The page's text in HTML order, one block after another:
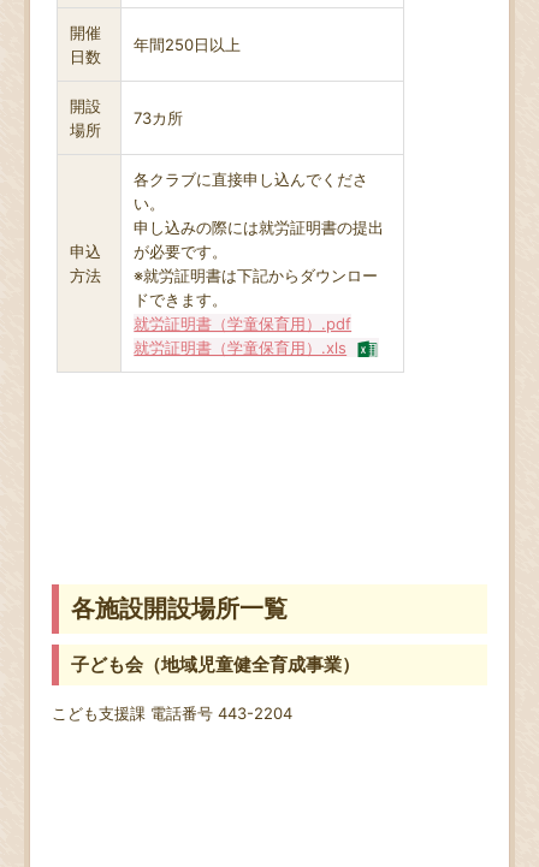
開催
日数
年間250日以上
開設
場所
73カ所
申込
方法
各クラブに直接申し込んでくださ
い。
申し込みの際には就労証明書の提出
が必要です。
※就労証明書は下記からダウンロー
ドできます。
就労証明書（学童保育用）.pdf
就労証明書（学童保育用）.xls
各施設開設場所一覧
子ども会（地域児童健全育成事業）
こども支援課 電話番号 443-2204